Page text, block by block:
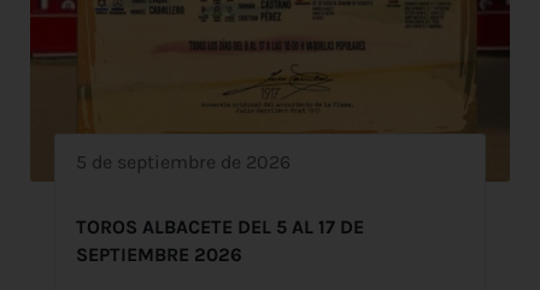
5 de septiembre de 2026
TOROS ALBACETE DEL 5 AL 17 DE
SEPTIEMBRE 2026